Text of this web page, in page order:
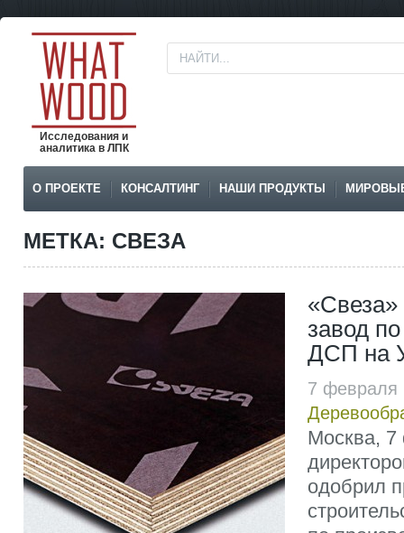
Исследования и
аналитика в ЛПК
О ПРОЕКТЕ КОНСАЛТИНГ НАШИ ПРОДУКТЫ
МЕТКА: СВЕЗА
завод
ДСП на
7
Москва,
одобрил